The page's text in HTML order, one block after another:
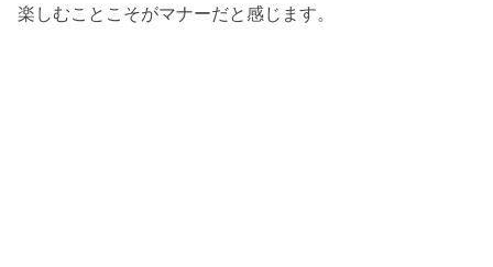
楽しむことこそがマナーだと感じます。